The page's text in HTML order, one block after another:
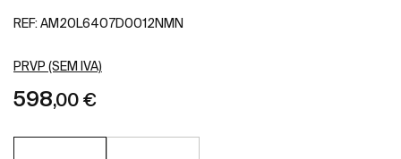
REF: AM20L6407D0012NMN
PRVP (SEM IVA)
598,00 €